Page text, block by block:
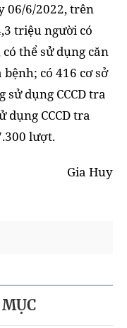
06/6/2022, trên
triệu người có
thể sử dụng căn
có 416 cơ sở
dụng CCCD tra
CCCD tra
lượt.
Gia Huy